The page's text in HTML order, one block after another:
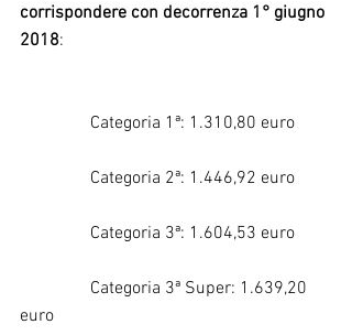
corrispondere con decorrenza 1° giugno
2018:
                Categoria 1ª: 1.310,80 euro
                Categoria 2ª: 1.446,92 euro
                Categoria 3ª: 1.604,53 euro
euro